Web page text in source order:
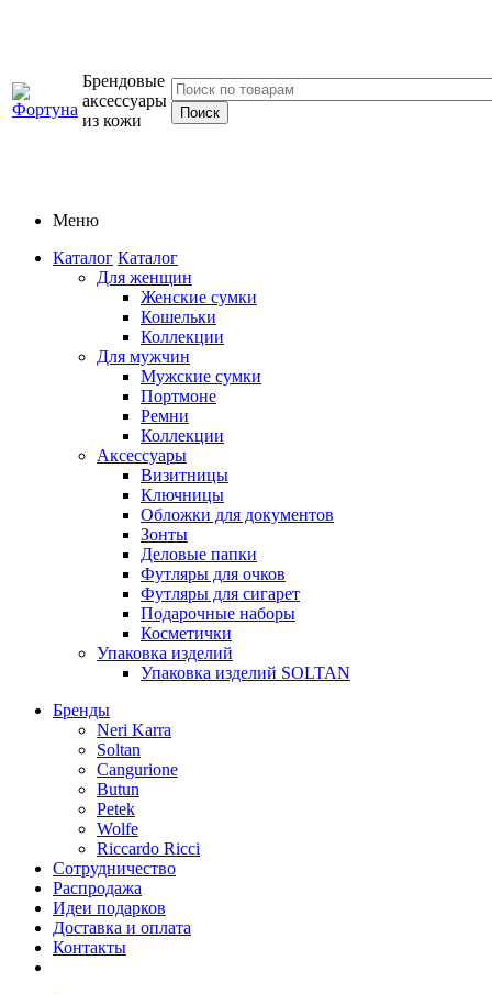
Брендовые
аксессуары
из кожи
Меню
Каталог Каталог
Для женщин
Женские сумки
Кошельки
Коллекции
Для мужчин
Мужские сумки
Портмоне
Ремни
Коллекции
Аксессуары
Визитницы
Ключницы
Обложки для документов
Зонты
Деловые папки
Футляры для очков
Футляры для сигарет
Подарочные наборы
Косметички
Упаковка изделий
Упаковка изделий SOLTAN
Бренды
Neri Karra
Soltan
Cangurione
Butun
Petek
Wolfe
Riccardo Ricci
Сотрудничество
Распродажа
Идеи подарков
Доставка и оплата
Контакты